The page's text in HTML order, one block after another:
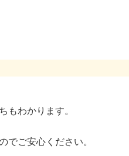
もわかります。
でご安心ください。